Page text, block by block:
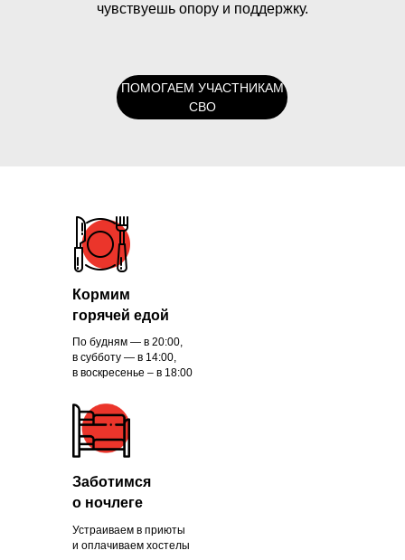
ПОМОГАЕМ УЧАСТНИКАМ
СВО
чувствуешь опору и поддержку.
По будням — в 20:00,
в субботу — в 14:00,
в воскресенье – в 18:00
Устраиваем в приюты
и оплачиваем хостелы
Кормим
горячей едой
Заботимся
о ночлеге